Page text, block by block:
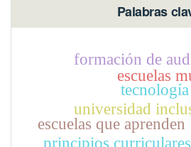
Palabras
principios curriculares
universidad
escuelas
escuelas que aprenden
formación de